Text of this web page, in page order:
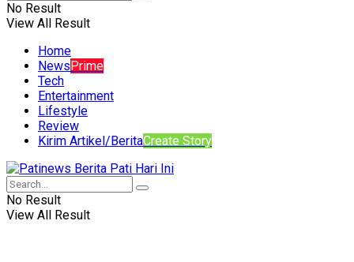
No Result
View All Result
Home
NewsPrime
Tech
Entertainment
Lifestyle
Review
Kirim Artikel/BeritaCreate Story
No Result
View All Result